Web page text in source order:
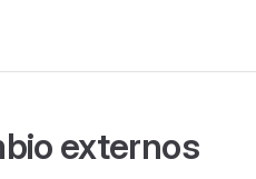
externos